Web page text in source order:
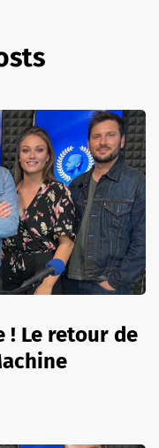
! Le retour de